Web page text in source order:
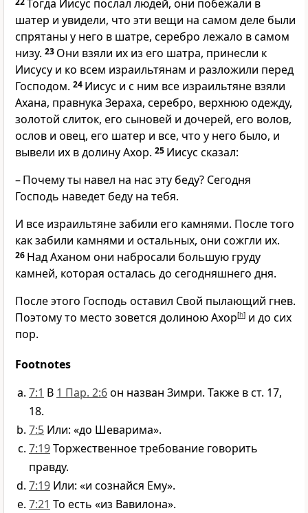
Тогда Иисус послал людей, они побежали в
шатер и увидели, что эти вещи на самом деле были
спрятаны у него в шатре, серебро лежало в самом
низу. 23 Они взяли их из его шатра, принесли к
Иисусу и ко всем израильтянам и разложили перед
Господом. 24 Иисус и с ним все израильтяне взяли
Ахана, правнука Зераха, серебро, верхнюю одежду,
золотой слиток, его сыновей и дочерей, его волов,
ослов и овец, его шатер и все, что у него было, и
вывели их в долину Ахор. 25 Иисус сказал:
– Почему ты навел на нас эту беду? Сегодня
Господь наведет беду на тебя.
И все израильтяне забили его камнями. После того
как забили камнями и остальных, они сожгли их.
26 Над Аханом они набросали большую груду
камней, которая осталась до сегодняшнего дня.
После этого Господь оставил Свой пылающий гнев.
Поэтому то место зовется долиною Ахор[h] и до сих
пор.
Footnotes
7:1 В 1 Пар. 2:6он назван Зимри. Также в ст. 17,
18.
7:5 Или: «до Шеварима».
7:19Торжественное требование говорить
правду.
7:19 Или: «и сознайся Ему».
7:21 То есть «из Вавилона».